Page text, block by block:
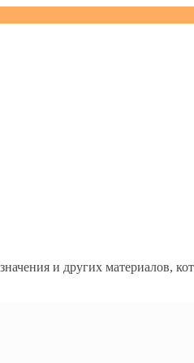
и других материалов,